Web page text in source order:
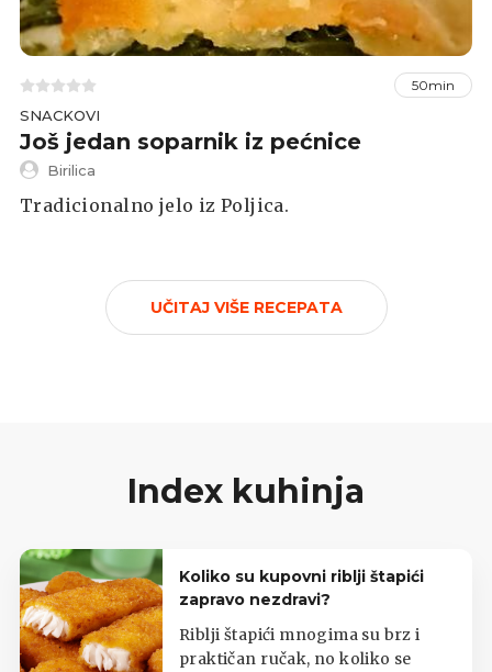
50min
SNACKOVI
Još jedan soparnik iz pećnice
Birilica
Tradicionalno jelo iz Poljica.
UČITAJ VIŠE RECEPATA
Index kuhinja
Koliko su kupovni riblji štapići
zapravo nezdravi?
Riblji štapići mnogima su brz i
praktičan ručak, no koliko se